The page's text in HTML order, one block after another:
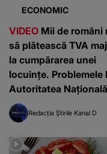
ECONOMIC
VIDEO Mii de români
să plătească TVA
la cumpărarea unei
locuințe. Problemele
Autoritatea
Cadastru
Redacția Știrile Kanal D